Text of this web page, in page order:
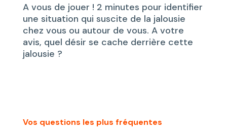
A vous de jouer ! 2 minutes pour identifier
une situation qui suscite de la jalousie
chez vous ou autour de vous. A votre
avis, quel désir se cache derrière cette
jalousie ?
Vos questions les plus fréquentes